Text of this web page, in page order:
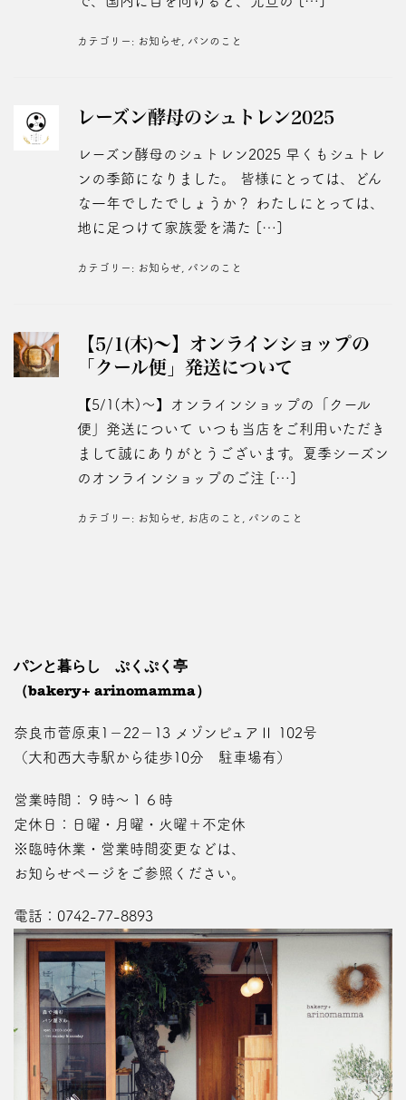
カテゴリー: お知らせ パンのこと
レーズン酵母のシュトレン2025
レーズン酵母のシュトレン2025 早くもシュトレ
ンの季節になりました。 皆様にとっては、どん
な一年でしたでしょうか？ わたしにとっては、
地に足つけて家族愛を満た […]
カテゴリー: お知らせ パンのこと
【5/1(木)～】オンラインショップの
「クール便」発送について
【5/1(木)～】オンラインショップの「クール
便」発送について いつも当店をご利用いただき
まして誠にありがとうございます。夏季シーズン
のオンラインショップのご注 […]
カテゴリー: お知らせ お店のこと パンのこと
パンと暮らし ぷくぷく亭
（bakery+ arinomamma）
奈良市菅原東1－22－13 メゾンピュアⅡ 102号
（大和西大寺駅から徒歩10分 駐車場有）
営業時間：９時～１６時
定休日：日曜・月曜・火曜＋不定休
※臨時休業・営業時間変更などは、
お知らせページ をご参照ください。
電話： 0742-77-8893